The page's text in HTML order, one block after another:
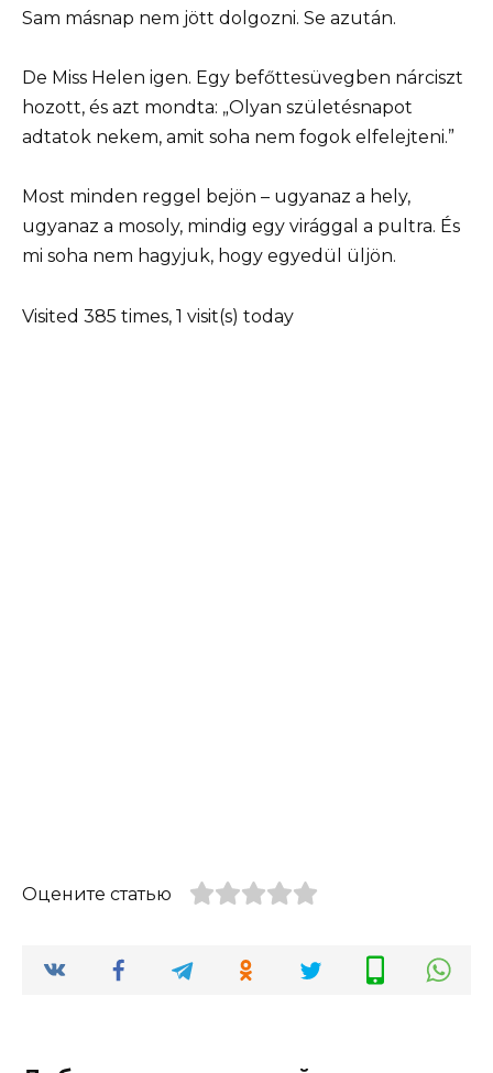
Sam másnap nem jött dolgozni. Se azután.
De Miss Helen igen. Egy befőttesüvegben nárciszt
hozott, és azt mondta: „Olyan születésnapot
adtatok nekem, amit soha nem fogok elfelejteni.”
Most minden reggel bejön – ugyanaz a hely,
ugyanaz a mosoly, mindig egy virággal a pultra. És
mi soha nem hagyjuk, hogy egyedül üljön.
Visited 385 times, 1 visit(s) today
Оцените статью